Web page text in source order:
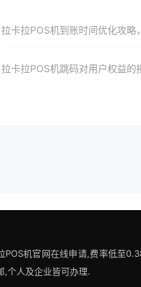
拉卡拉POS机到账时间优化攻略
拉卡拉POS机跳码对用户权益的
POS机官网在线申请,费率低至
,个人及企业皆可办理.